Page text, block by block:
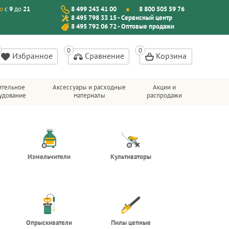
с9до 21 8 499 243 41 00
8 800 505 59 76
8 495 798 33 15 - Сервисный центр
8 495 792 06 72 - Оптовые продажи
Избранное Сравнение Корзина
Аксессуары и расходные
материалы
Акции и
распродажи
Измельчители Культиваторы
Опрыскиватели Пилы цепные